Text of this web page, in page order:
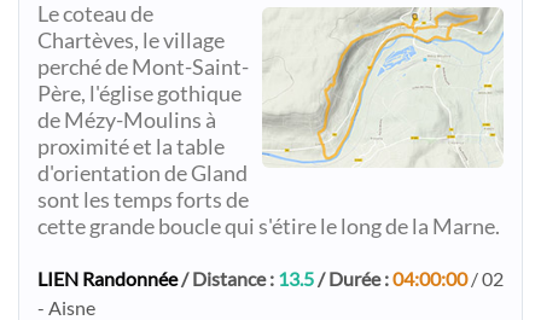
Le coteau de
Chartèves, le village
perché de Mont-Saint-
Père, l'église gothique
de Mézy-Moulins à
proximité et la table
d'orientation de Gland
sont les temps forts de
cette grande boucle qui s'étire le long de la Marne.
LIEN Randonnée/ Distance : 13.5/ Durée :04:00:00/ 02
- Aisne